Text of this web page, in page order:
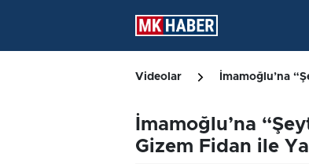
Videolar İmamoğlu’na
İmamoğlu’na
Gizem Fidan ile